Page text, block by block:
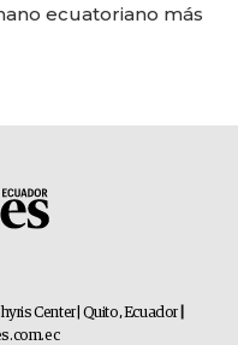
ecuatoriano más
Center | Quito, Ecuador